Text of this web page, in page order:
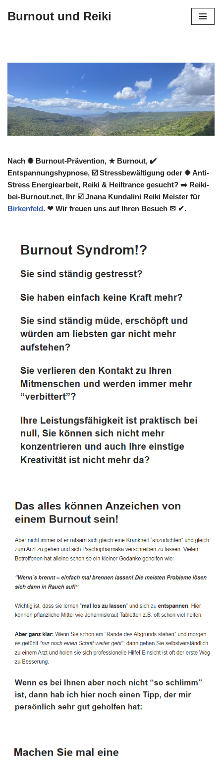
Burnout und Reiki
Nach ✺ Burnout-Prävention, ★ Burnout, ✔️
Entspannungshypnose, ☑️ Stressbewältigung oder ✹ Anti-
Stress Energiearbeit, Reiki & Heiltrance gesucht? ➡️ Reiki-
bei-Burnout.net, Ihr ☑️ Jnana Kundalini Reiki Meister für
Birkenfeld. ❤ Wir freuen uns auf Ihren Besuch ✉ ✔.